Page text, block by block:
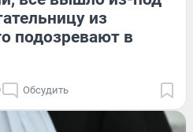
из
подозревают в
Обсудить